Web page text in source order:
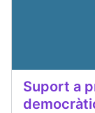
Suport a